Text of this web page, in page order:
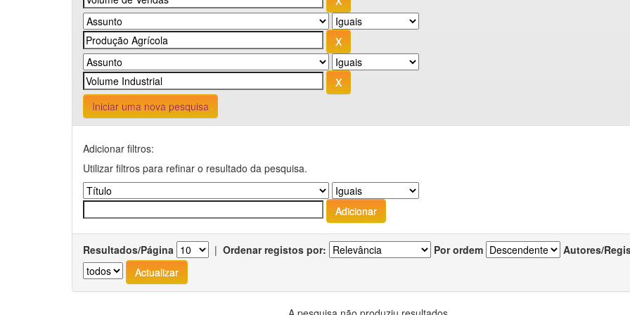
Iniciar uma nova pesquisa
Adicionar filtros:
Utilizar filtros para refinar o resultado da pesquisa.
Resultados/Página | Ordenar registos por: Por ordem Autores/